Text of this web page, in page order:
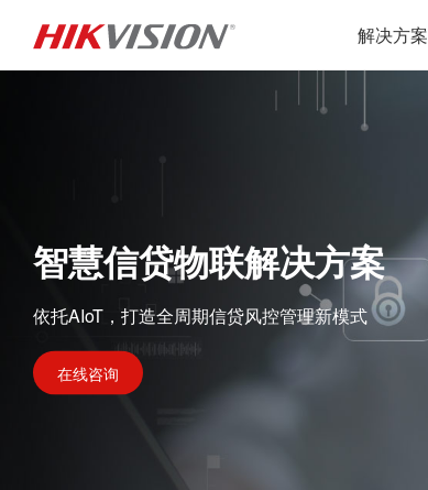
解决方案
智慧信贷物联解决方案
依托AIoT，打造全周期信贷风控管理新模式
在线咨询